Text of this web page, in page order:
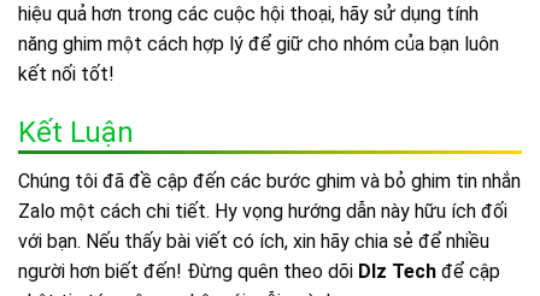
hiệu quả hơn trong các cuộc hội thoại, hãy sử dụng tính
năng ghim một cách hợp lý để giữ cho nhóm của bạn luôn
kết nối tốt!
Kết Luận
Chúng tôi đã đề cập đến các bước ghim và bỏ ghim tin nhắn
Zalo một cách chi tiết. Hy vọng hướng dẫn này hữu ích đối
với bạn. Nếu thấy bài viết có ích, xin hãy chia sẻ để nhiều
người hơn biết đến! Đừng quên theo dõi Dlz Tech để cập